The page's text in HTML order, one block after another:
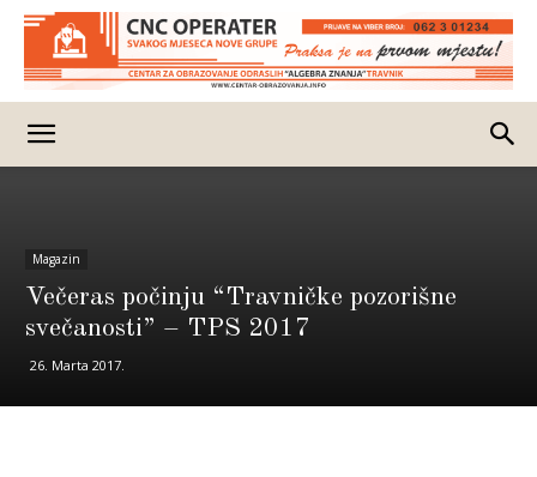
Magazin
Večeras počinju “Travničke pozorišne
svečanosti” – TPS 2017
26. Marta 2017.